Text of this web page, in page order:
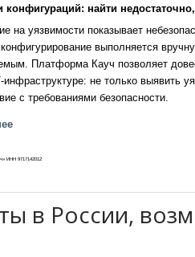
конфигураций: найти
на уязвимости показывает
выполняется
Платформа Кауч позволяет
не только выявить
с требованиями безопасности.
ИНН 9717142012
в России,